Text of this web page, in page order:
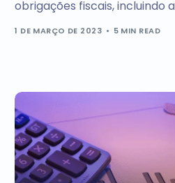
obrigações fiscais, incluindo a
1 DE MARÇO DE 2023 5 MIN READ